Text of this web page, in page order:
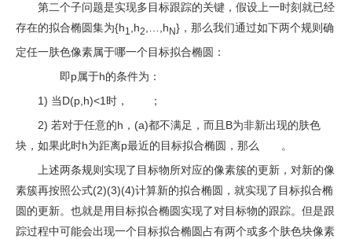
第二个子问题是实现多目标跟踪的关键，假设上一时刻就已经
存在的拟合椭圆集为{h1 ,h2,…,h N}，那么我们通过如下两个规则确
定任一肤色像素属于哪一个目标拟合椭圆：
即p属于h的条件为：
1) 当D(p,h)<1时，
；
2) 若对于任意的h，(a)都不满足，而且B为非新出现的肤色
块，如果此时h为距离p最近的目标拟合椭圆，那么
。
上述两条规则实现了目标物所对应的像素簇的更新，对新的像
素簇再按照公式(2)(3)(4)计算新的拟合椭圆，就实现了目标拟合椭
圆的更新。也就是用目标拟合椭圆实现了对目标物的跟踪。但是跟
踪过程中可能会出现一个目标拟合椭圆占有两个或多个肤色块像素